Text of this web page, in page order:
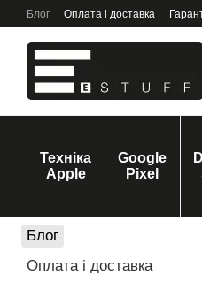
Перейти до основного контенту
Блог Оплата і доставка
Техніка
Apple
Google
Pixel
Блог
Оплата і доставка